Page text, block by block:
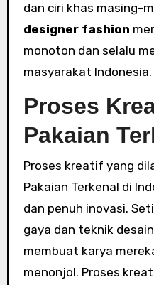
dan ciri khas masing-
designer fashion
monoton dan selalu
masyarakat Indonesia.
Proses
Pakaian
Proses kreatif yang
Pakaian Terkenal di
dan penuh inovasi.
gaya dan teknik
membuat karya
menonjol. Proses